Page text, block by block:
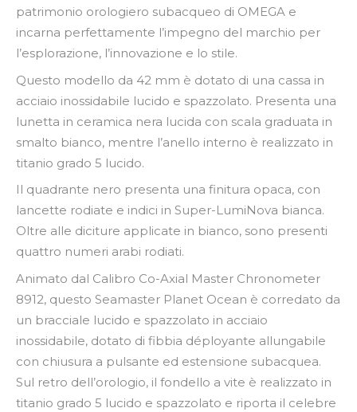
patrimonio orologiero subacqueo di OMEGA e
incarna perfettamente l’impegno del marchio per
l’esplorazione, l’innovazione e lo stile.
Questo modello da 42 mm è dotato di una cassa in
acciaio inossidabile lucido e spazzolato. Presenta una
lunetta in ceramica nera lucida con scala graduata in
smalto bianco, mentre l’anello interno è realizzato in
titanio grado 5 lucido.
Il quadrante nero presenta una finitura opaca, con
lancette rodiate e indici in Super-LumiNova bianca.
Oltre alle diciture applicate in bianco, sono presenti
quattro numeri arabi rodiati.
Animato dal Calibro Co-Axial Master Chronometer
8912, questo Seamaster Planet Ocean è corredato da
un bracciale lucido e spazzolato in acciaio
inossidabile, dotato di fibbia déployante allungabile
con chiusura a pulsante ed estensione subacquea.
Sul retro dell’orologio, il fondello a vite è realizzato in
titanio grado 5 lucido e spazzolato e riporta il celebre